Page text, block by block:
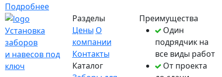
Подробнее
Установка
заборов
и навесов под
ключ
Разделы
Цены О
компании
Контакты
Каталог
Преимущества
Один
подрядчик на
все виды работ
От проекта